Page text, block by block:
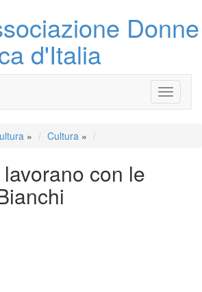
Donne
d'Italia
Toggle
» Cultura »
con le